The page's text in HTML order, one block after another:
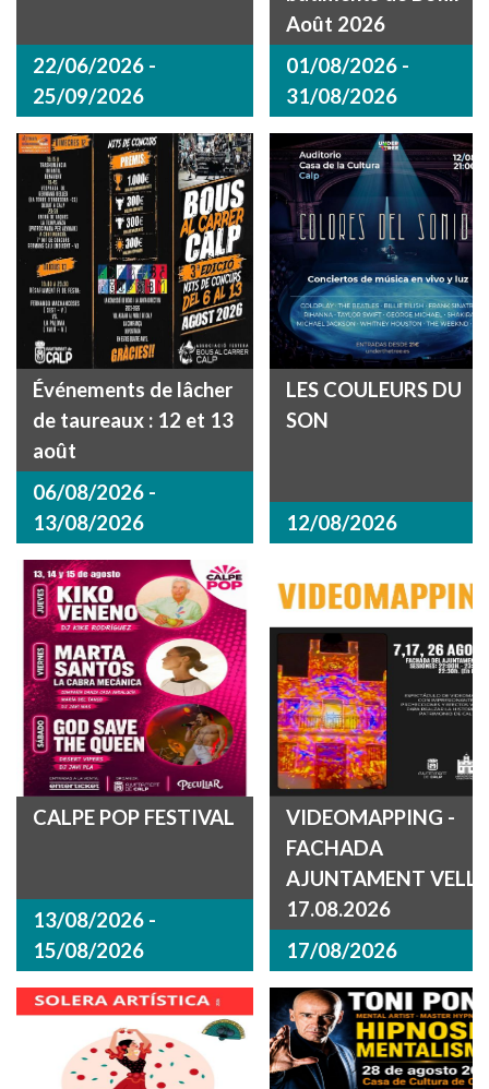
22/06/2026 -
25/09/2026
Août 2026
01/08/2026 -
31/08/2026
Événements de lâcher
de taureaux : 12 et 13
août
06/08/2026 -
13/08/2026
LES COULEURS DU
SON
12/08/2026
CALPE POP FESTIVAL
13/08/2026 -
15/08/2026
VIDEOMAPPING -
FACHADA
AJUNTAMENT VELL
17.08.2026
17/08/2026